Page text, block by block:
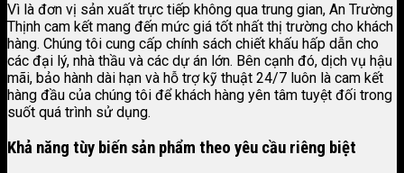
Vì là đơn vị sản xuất trực tiếp không qua trung gian, An Trường
Thịnh cam kết mang đến mức giá tốt nhất thị trường cho khách
hàng. Chúng tôi cung cấp chính sách chiết khấu hấp dẫn cho
các đại lý, nhà thầu và các dự án lớn. Bên cạnh đó, dịch vụ hậu
mãi, bảo hành dài hạn và hỗ trợ kỹ thuật 24/7 luôn là cam kết
hàng đầu của chúng tôi để khách hàng yên tâm tuyệt đối trong
suốt quá trình sử dụng.
Khả năng tùy biến sản phẩm theo yêu cầu riêng biệt